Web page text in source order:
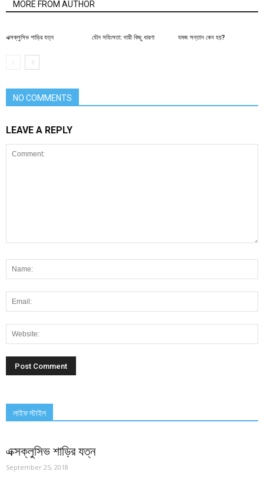
MORE FROM AUTHOR
এক্সক্লুসিভ শাড়ির যত্ন যৌন সহিংসতা: দায়ী কিছু ধারণা যমজ সন্তান কেন হয়?
NO COMMENTS
LEAVE A REPLY
লাইফ স্টাইল
এক্সক্লুসিভ শাড়ির যত্ন
September 25, 2018